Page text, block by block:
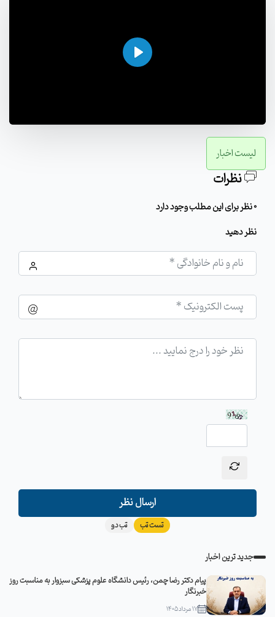
اجرا
لیست اخبار
نظرات
0 نظر برای این مطلب وجود دارد
نظر دهید
ارسال نظر
تست تب تب دو
جدید ترین اخبار
پیام دکتر رضا چمن، رئیس دانشگاه علوم پزشکی سبزوار به مناسبت روز
خبرنگار
17 مرداد 1405